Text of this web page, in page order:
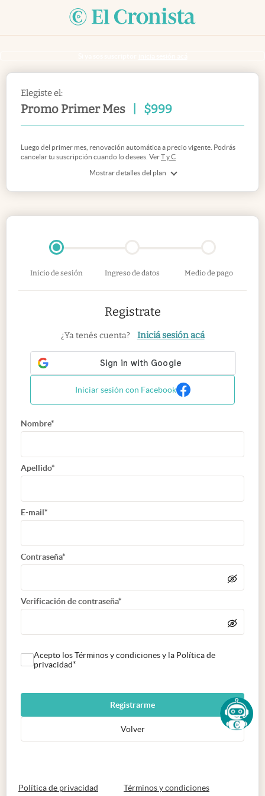
Elegiste el:
Promo Primer Mes $999
Mostrar detalles del plan
Luego del primer mes, renovación automática a precio vigente. Podrás
cancelar tu suscripción cuando lo desees. VerT y C
Inicio de sesión Ingreso de datos Medio de pago
Registrate
¿Ya tenés cuenta? Iniciá sesión acá
Iniciar sesión con Facebook
Nombre*
Apellido*
E-mail*
Contraseña*
Verificación de contraseña*
Acepto los Términos y condiciones y la Política de
privacidad*
Registrarme
Volver
Política de privacidad abre en nueva pestaña
Términos y condicionesabre en nueva